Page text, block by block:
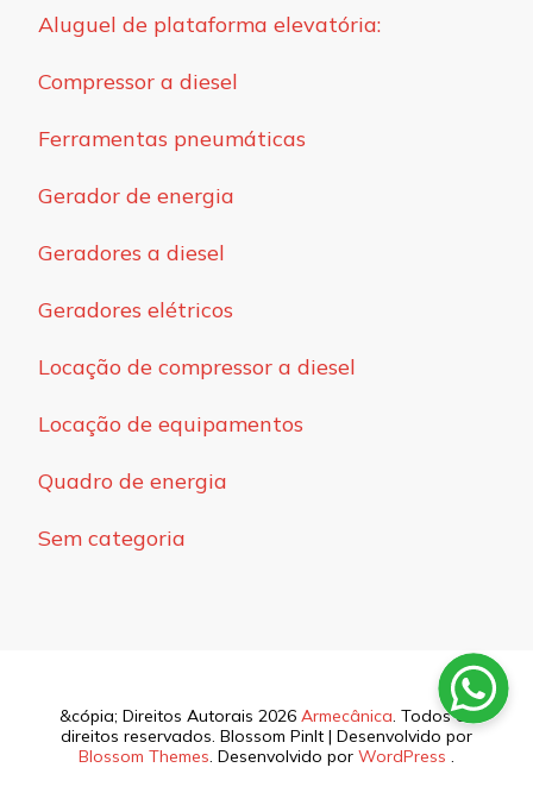
Aluguel de plataforma elevatória:
Compressor a diesel
Ferramentas pneumáticas
Gerador de energia
Geradores a diesel
Geradores elétricos
Locação de compressor a diesel
Locação de equipamentos
Quadro de energia
Sem categoria
&cópia; Direitos Autorais 2026 Armecânica. Todos os
direitos reservados. Blossom PinIt | Desenvolvido por
Blossom Themes. Desenvolvido por WordPress .